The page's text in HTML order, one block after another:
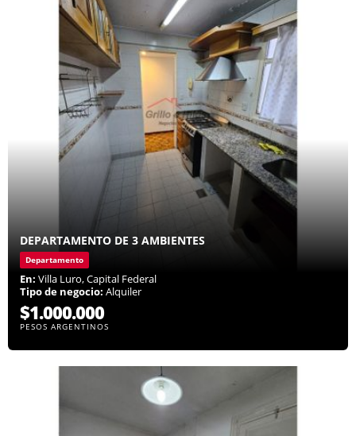
DEPARTAMENTO DE 3 AMBIENTES
Departamento
En: Villa Luro, Capital Federal
Tipo de negocio: Alquiler
$1.000.000
PESOS ARGENTINOS